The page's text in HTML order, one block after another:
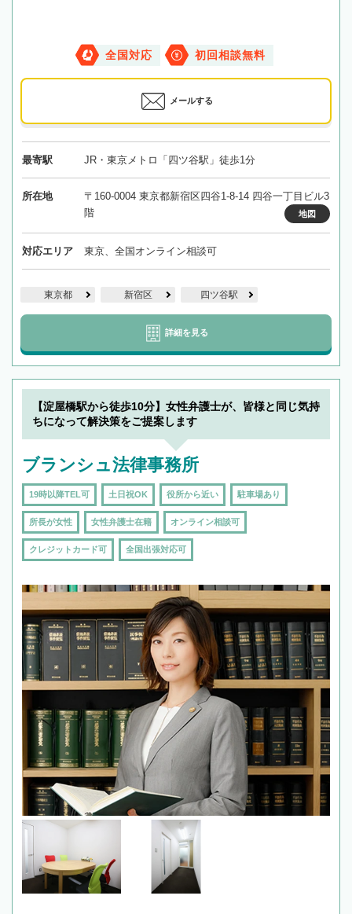
全国対応 初回相談無料
メールする
最寄駅 JR・東京メトロ「四ツ谷駅」徒歩1分
所在地
〒160-0004 東京都新宿区四谷1-8-14 四谷一丁目ビル3
階
地図
対応エリア 東京、全国オンライン相談可
東京都 新宿区 四ツ谷駅
詳細を見る
【淀屋橋駅から徒歩10分】女性弁護士が、皆様と同じ気持
ちになって解決策をご提案します
ブランシュ法律事務所
19時以降TEL可 土日祝OK 役所から近い 駐車場あり
所長が女性 女性弁護士在籍 オンライン相談可
クレジットカード可 全国出張対応可